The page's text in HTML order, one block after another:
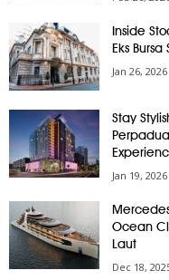
Inside
Eks
Jan 26, 2026
Stay
Jan 19, 2026
Ocean
Laut
Dec 18,